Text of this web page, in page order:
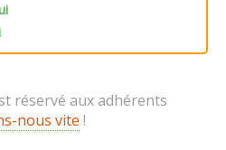
réservé aux adhérents
nous vite !